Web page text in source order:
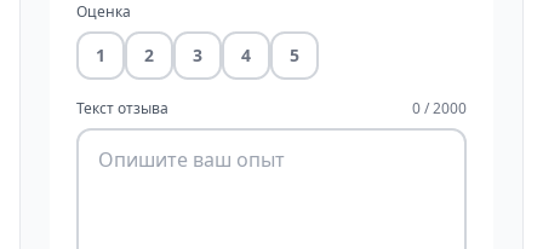
Оценка
1 2 3 4 5
Текст отзыва 0 / 2000